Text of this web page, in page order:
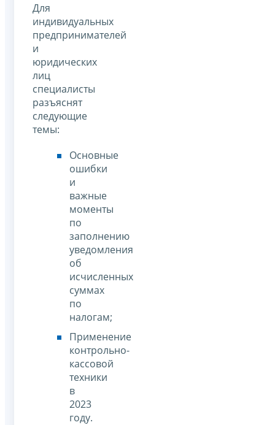
Для
индивидуальных
предпринимателей
и
юридических
лиц
специалисты
разъяснят
следующие
темы:
Основные
ошибки
и
важные
моменты
по
заполнению
уведомления
об
исчисленных
суммах
по
налогам;
Применение
контрольно-
кассовой
техники
в
2023
году.